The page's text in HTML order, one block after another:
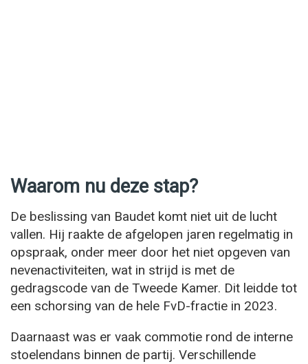
Waarom nu deze stap?
De beslissing van Baudet komt niet uit de lucht
vallen. Hij raakte de afgelopen jaren regelmatig in
opspraak, onder meer door het niet opgeven van
nevenactiviteiten, wat in strijd is met de
gedragscode van de Tweede Kamer. Dit leidde tot
een schorsing van de hele FvD-fractie in 2023.
Daarnaast was er vaak commotie rond de interne
stoelendans binnen de partij. Verschillende